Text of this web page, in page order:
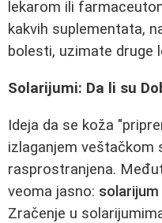
lekarom ili
kakvih suplementata,
bolesti, uzimate druge
Solarijumi: Da li su
Ideja da se koža
izlaganjem veštačkom
rasprostranjena.
veoma jasno:
Zračenje u